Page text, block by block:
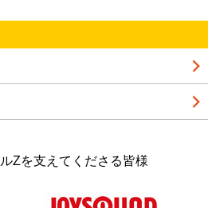
Zを支えてくださる皆様